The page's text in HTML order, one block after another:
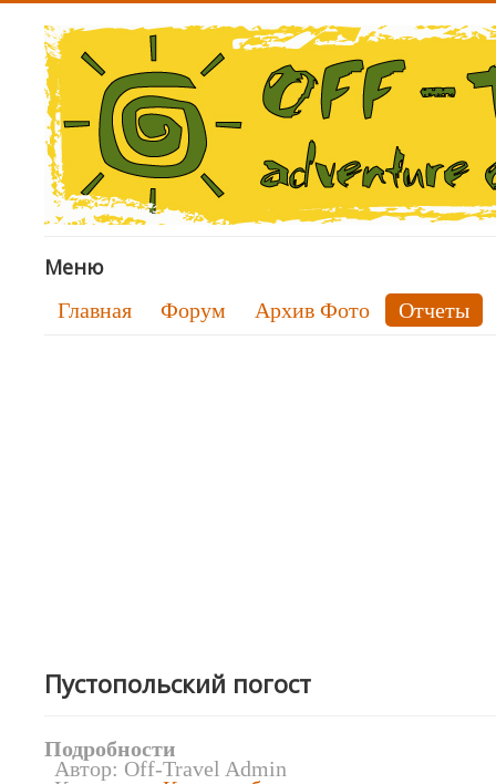
Меню
Главная Форум Архив Фото Отчеты
Пустопольский погост
Подробности
Автор: Off-Travel Admin